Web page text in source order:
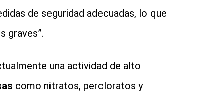
de seguridad adecuadas, lo que
graves”.
una actividad de alto
como nitratos, percloratos y